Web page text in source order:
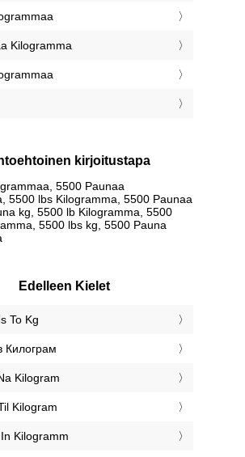
Kilogramma
kirjoitustapa
5500 Paunaa
5500 lbs Kilogramma, 5500 Paunaa
kg, 5500 lb Kilogramma, 5500
5500 lbs kg, 5500 Pauna
Edelleen Kielet
To Kg
Килограм
Kilogram
Kilogram
Kilogramm